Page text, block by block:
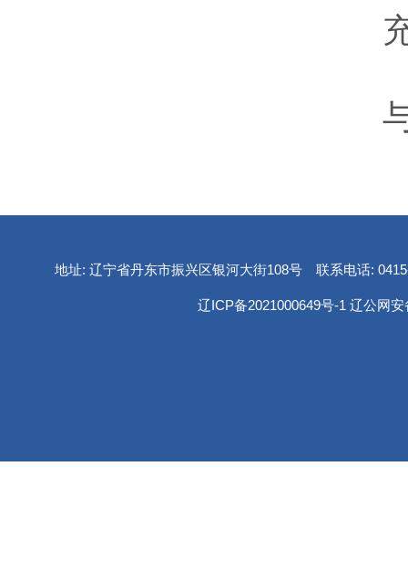
地址: 辽宁省丹东市振兴区银河大街108号 联系电话:
辽ICP备2021000649号-1 辽公网安